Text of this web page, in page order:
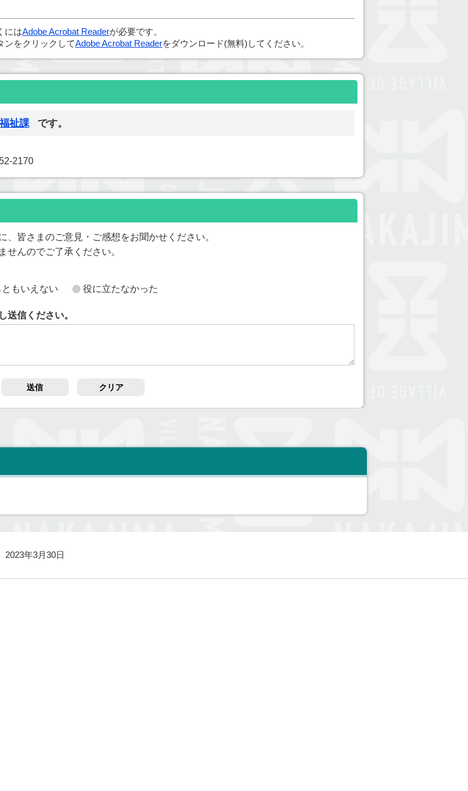
にはAdobe Acrobat Readerが必要です。
ンをクリックしてAdobe Acrobat Readerをダウンロード(無料)してください。
祉課 です。
2170
皆さまのご意見・ご感想をお聞かせください。
せんのでご了承ください。
ともいえない 役に立たなかった
送信ください。
2023年3月30日